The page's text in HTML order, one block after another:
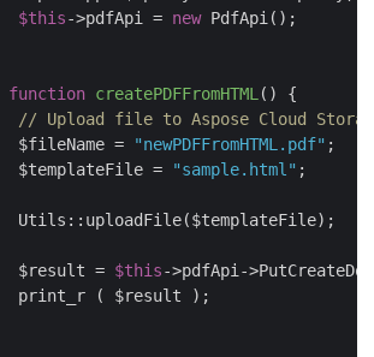
$this->pdfApi = new PdfApi();
function createPDFFromHTML ( ) {
// Upload file to Aspose Cloud
		$fileName =
"newPDFFromHTML.pdf" ;
		$templateFile =
"sample.html" ;
		$result =
$this->pdfApi-